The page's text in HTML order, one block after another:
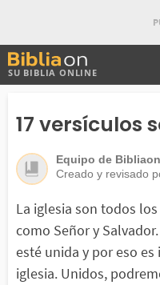
SU BIBLIA ONLINE
Buscar
en
17 versículos
Equipo de Bibliaon
Creado y revisado
La iglesia son todos
como Señor y
esté unida y por eso
iglesia. Unidos,